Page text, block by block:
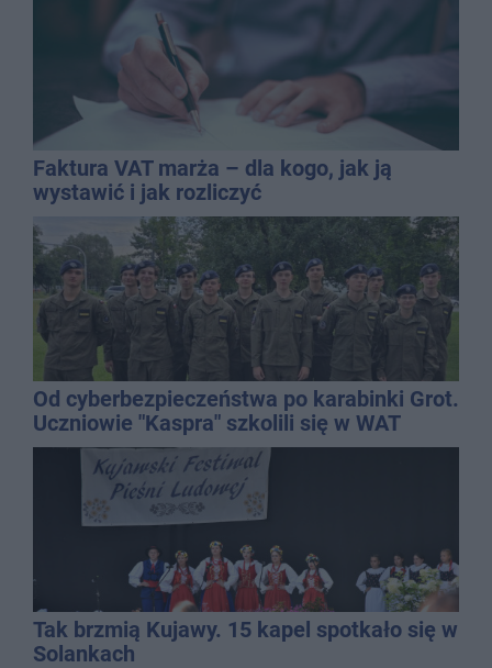
Faktura VAT marża – dla kogo, jak ją
wystawić i jak rozliczyć
Od cyberbezpieczeństwa po karabinki Grot.
Uczniowie "Kaspra" szkolili się w WAT
Tak brzmią Kujawy. 15 kapel spotkało się w
Solankach